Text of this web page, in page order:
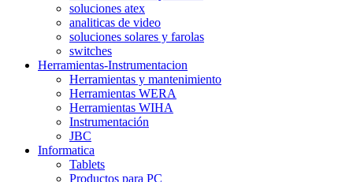
soluciones atex
analiticas de video
soluciones solares y farolas
switches
Herramientas-Instrumentacion
Herramientas y mantenimiento
Herramientas WERA
Herramientas WIHA
Instrumentación
JBC
Informatica
Tablets
Productos para PC